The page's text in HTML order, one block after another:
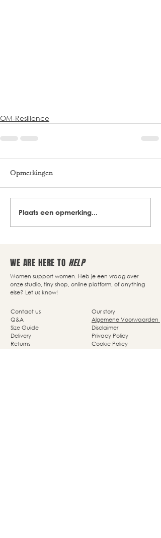
OM-Resilience
Opmerkingen
Plaats een opmerking...
WE ARE HERE TO HELP
Women support women. Heb je een vraag over
onze studio, tiny shop, online platform, of anything
else? Let us know!
Our story
Algemene Voorwaarden
Disclaimer
Privacy Policy
Cookie Policy
Contact us
Q&A
Size Guide
Delivery
Returns